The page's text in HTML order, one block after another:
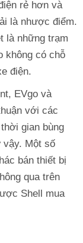
rẻ hơn và
là nhược điểm.
là những trạm
không có chỗ
điện.
EVgo và
với các
gian bùng
vậy. Một số
bán thiết bị
qua trên
Shell mua